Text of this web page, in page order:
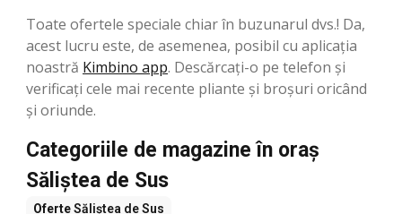
Toate ofertele speciale chiar în buzunarul dvs.! Da,
acest lucru este, de asemenea, posibil cu aplicația
noastră Kimbino app. Descărcați-o pe telefon și
verificați cele mai recente pliante și broșuri oricând
și oriunde.
Categoriile de magazine în oraș
Săliştea de Sus
OferteSăliştea de Sus